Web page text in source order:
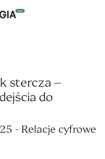
stercza –
do
- Relacje cyfrowe